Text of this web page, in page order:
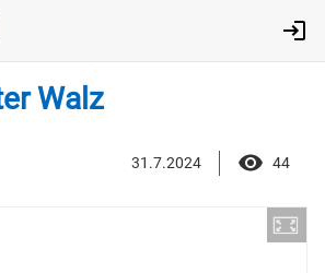
Walz
31.7.2024 44